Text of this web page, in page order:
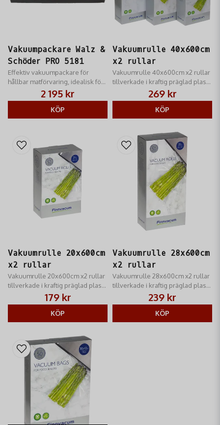
Vakuumpackare Walz &
Schöder PRO 5181
Effektiv vakuumpackare för
hållbar matförvaring, idealisk för
jakt och fiske.2 195 kr
KÖP
Vakuumrulle 40x600cm
x2 rullar
Vakuumrulle 40x600cm x2 rullar
tillverkade i kraftig präglad plast
med luftkanaler.269 kr
KÖP
Vakuumrulle 20x600cm
x2 rullar
Vakuumrulle 20x600cm x2 rullar
tillverkade i kraftig präglad plast
med luftkanaler.179 kr
KÖP
Vakuumrulle 28x600cm
x2 rullar
Vakuumrulle 28x600cm x2 rullar
tillverkade i kraftig präglad plast
med luftkanaler.239 kr
KÖP